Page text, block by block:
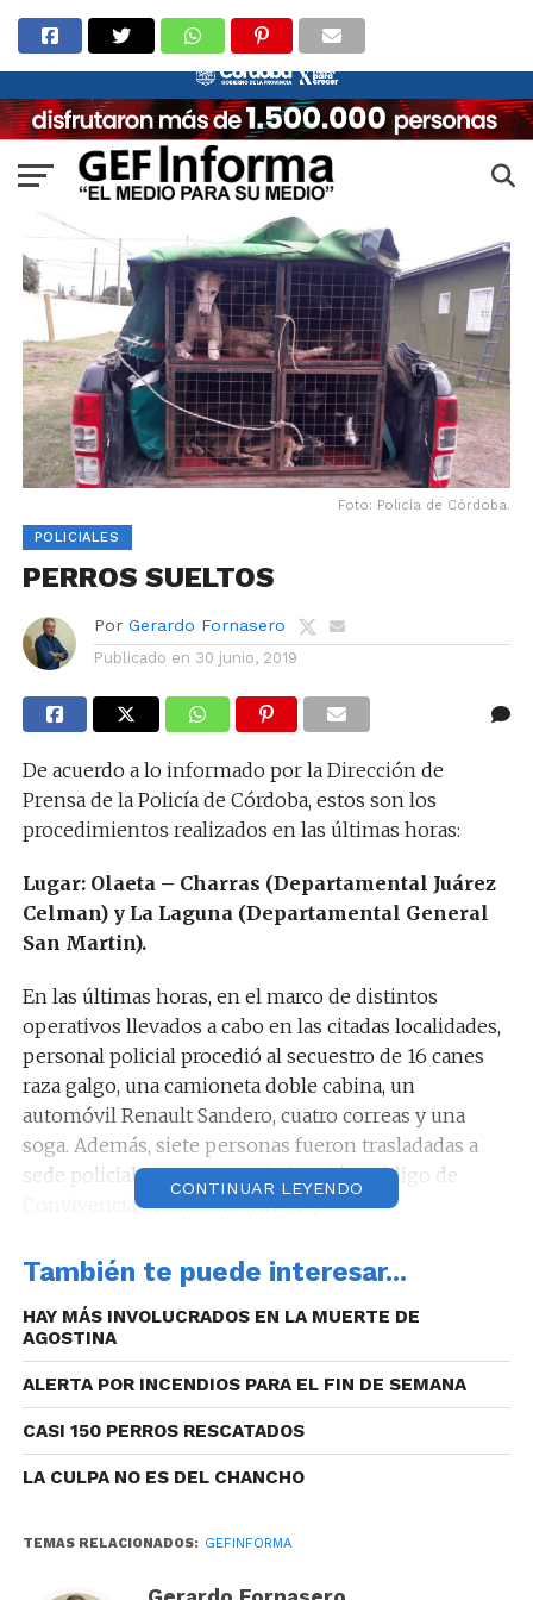
Foto: Policía de Córdoba.
POLICIALES
PERROS SUELTOS
Por Gerardo Fornasero
Publicado en 30 junio, 2019
De acuerdo a lo informado por la Dirección de
Prensa de la Policía de Córdoba, estos son los
procedimientos realizados en las últimas horas:
Lugar: Olaeta – Charras (Departamental Juárez
Celman) y La Laguna (Departamental General
San Martin).
En las últimas horas, en el marco de distintos
operativos llevados a cabo en las citadas localidades,
personal policial procedió al secuestro de 16 canes
raza galgo, una camioneta doble cabina, un
automóvil Renault Sandero, cuatro correas y una
soga. Además, siete personas fueron trasladadas a
sede policial por supuesta infracción Código de
Convivencia Ciudadano (Art 71º).
Hecho: Detenidos con secuestros. Ciudad:
Córdoba.
En relación a hechos que se investigan, personal del
Departamento Coordinación de Brigadas,
Dependiente de la Dirección General de
allanamiento en barrio Ciudad de los Cuartetos.
CONTINUAR LEYENDO
También te puede interesar...
HAY MÁS INVOLUCRADOS EN LA MUERTE DE
AGOSTINA
ALERTA POR INCENDIOS PARA EL FIN DE SEMANA
CASI 150 PERROS RESCATADOS
LA CULPA NO ES DEL CHANCHO
TEMAS RELACIONADOS: GEFINFORMA